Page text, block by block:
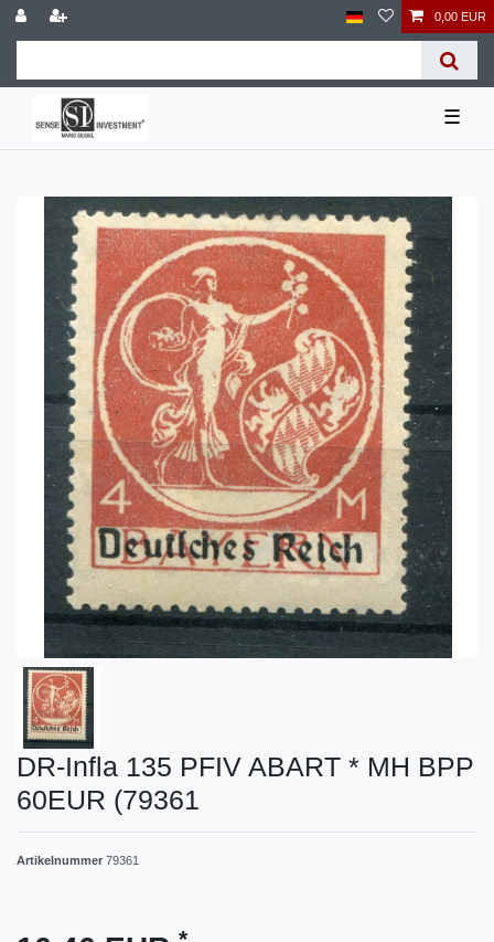
0,00 EUR
☰
DR-Infla 135 PFIV ABART * MH BPP
60EUR (79361
Artikelnummer 79361